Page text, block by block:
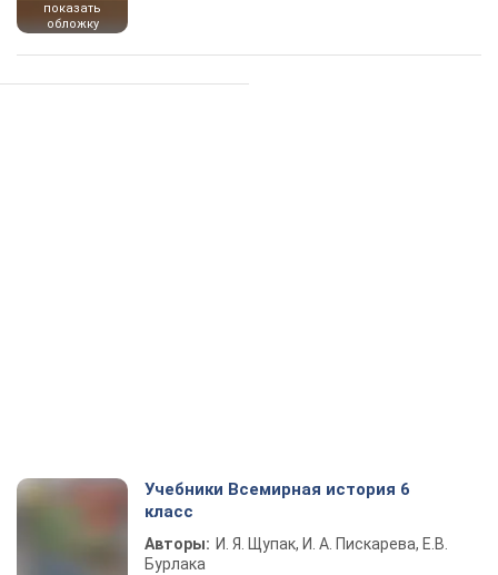
показать
обложку
Учебники Всемирная история 6
класс
Авторы: И. Я. Щупак, И. А. Пискарева, Е.В.
Бурлака